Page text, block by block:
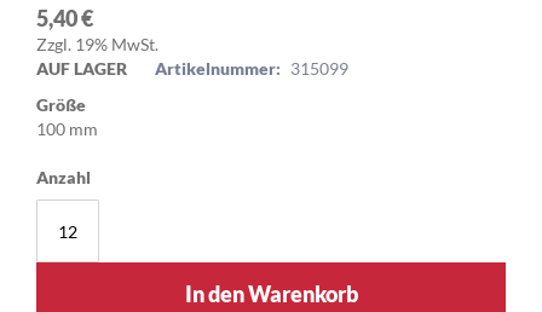
5,40 €
Zzgl. 19% MwSt.
AUF LAGER
Artikelnummer: 315099
Größe
100 mm
Anzahl
In den Warenkorb
springen